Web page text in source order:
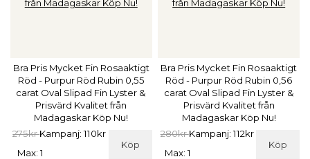
Bra Pris Mycket Fin Rosaaktigt
Röd - Purpur Röd Rubin 0,55
carat Oval Slipad Fin Lyster &
Prisvärd Kvalitet från
Madagaskar Köp Nu!
275krKampanj: 110kr
Köp
Max: 1
Bra Pris Mycket Fin Rosaaktigt
Röd - Purpur Röd Rubin 0,56
carat Oval Slipad Fin Lyster &
Prisvärd Kvalitet från
Madagaskar Köp Nu!
280krKampanj: 112kr
Köp
Max: 1